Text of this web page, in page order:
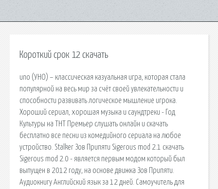
Короткий срок 12 скачать
uno (УНО) – классическая казуальная игра, которая стала
популярной на весь мир за счёт своей увлекательности и
способности развивать логическое мышление игрока.
Хороший сериал, хорошая музыка и саундтреки - Год
Культуры на ТНТ Премьер слушать онлайн и скачать
бесплатно все песни из комедийного сериала на любое
устройство. Stalker Зов Припяти Sigerous mod 2.1 скачать
Sigerous mod 2.0 - является первым модом который был
выпущен в 2012 году, на основе движка Зов Припяти.
Аудиокнигу Английский язык за 12 дней. Самоучитель для